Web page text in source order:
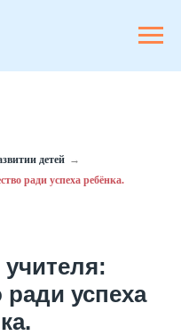
детей →
ради успеха ребёнка.
ради успеха